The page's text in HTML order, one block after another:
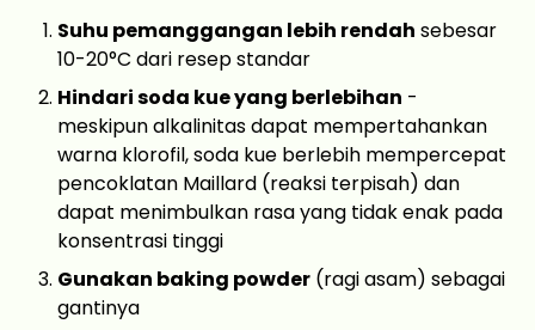
Suhu pemanggangan lebih rendah sebesar
10-20°C dari resep standar
Hindari soda kue yang berlebihan -
meskipun alkalinitas dapat mempertahankan
warna klorofil, soda kue berlebih mempercepat
pencoklatan Maillard (reaksi terpisah) dan
dapat menimbulkan rasa yang tidak enak pada
konsentrasi tinggi
Gunakan baking powder (ragi asam) sebagai
gantinya